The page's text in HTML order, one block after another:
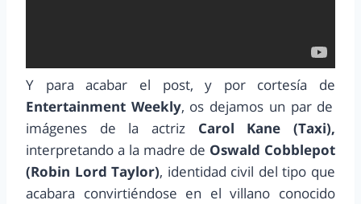
Y para acabar el post, y por cortesía de
Entertainment Weekly, os dejamos un par de
imágenes de la actriz Carol Kane (Taxi),
interpretando a la madre de Oswald Cobblepot
(Robin Lord Taylor), identidad civil del tipo que
acabara convirtiéndose en el villano conocido